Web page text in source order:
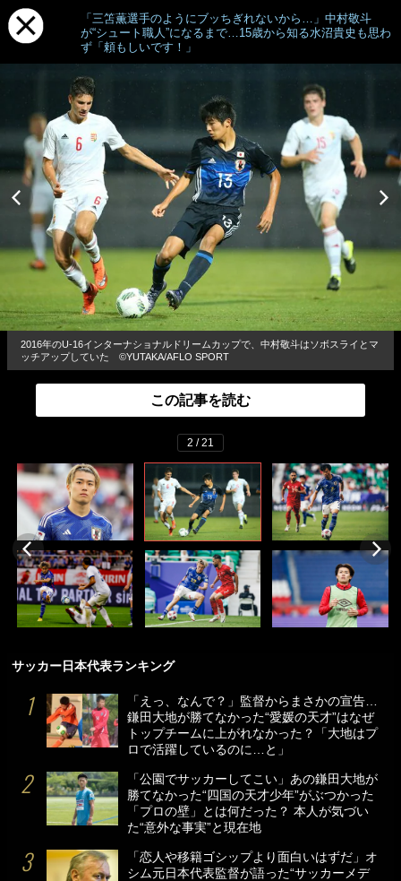
「三笘薫選手のようにブッちぎれないから…」中村敬斗
が“シュート職人”になるまで…15歳から知る水沼貴史も思わ
ず「頼もしいです！」
2016年のU-16インターナショナルドリームカップで、中村敬斗はソボスライとマ
ッチアップしていた ©YUTAKA/AFLO SPORT
この記事を読む
2 / 21
サッカー日本代表ランキング
「えっ、なんで？」監督からまさかの宣告…
鎌田大地が勝てなかった“愛媛の天才”はなぜ
トップチームに上がれなかった？「大地はプ
ロで活躍しているのに…と」
「公園でサッカーしてこい」あの鎌田大地が
勝てなかった“四国の天才少年”がぶつかった
「プロの壁」とは何だった？ 本人が気づい
た“意外な事実”と現在地
「恋人や移籍ゴシップより面白いはずだ」オ
シム元日本代表監督が語った“サッカーメデ